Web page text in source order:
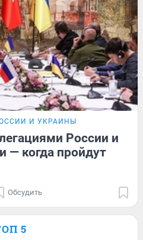
И УКРАИНЫ
России и
— когда пройдут
Обсудить
5